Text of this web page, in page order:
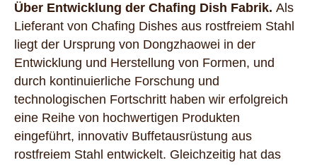
Über Entwicklung der Chafing Dish Fabrik. Als
Lieferant von Chafing Dishes aus rostfreiem Stahl
liegt der Ursprung von Dongzhaowei in der
Entwicklung und Herstellung von Formen, und
durch kontinuierliche Forschung und
technologischen Fortschritt haben wir erfolgreich
eine Reihe von hochwertigen Produkten
eingeführt, innovativ Buffetausrüstung aus
rostfreiem Stahl entwickelt. Gleichzeitig hat das